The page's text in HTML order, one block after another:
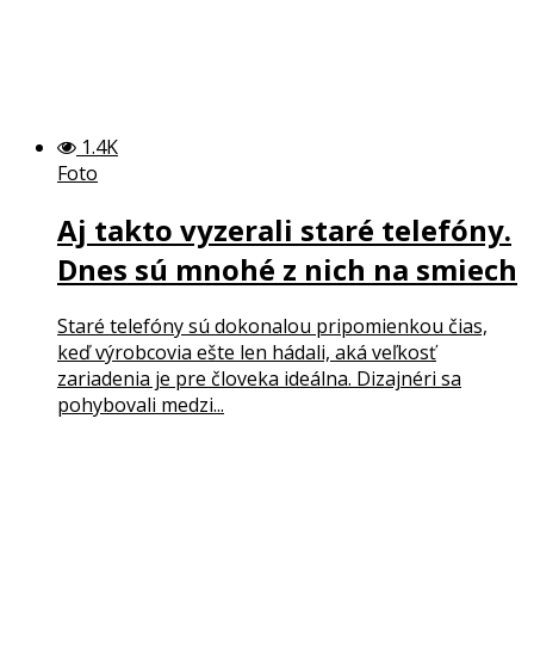
1.4K
Foto
Aj takto vyzerali staré telefóny.
Dnes sú mnohé z nich na smiech
Staré telefóny sú dokonalou pripomienkou čias,
keď výrobcovia ešte len hádali, aká veľkosť
zariadenia je pre človeka ideálna. Dizajnéri sa
pohybovali medzi...